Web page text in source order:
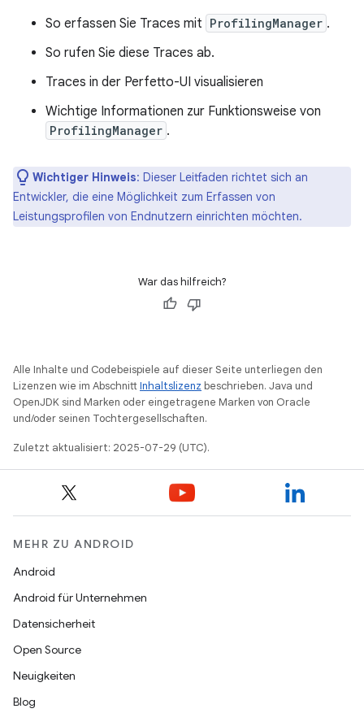
So erfassen Sie Traces mit ProfilingManager .
So rufen Sie diese Traces ab.
Traces in der Perfetto-UI visualisieren
Wichtige Informationen zur Funktionsweise von
ProfilingManager .
Wichtiger Hinweis: Dieser Leitfaden richtet sich an
Entwickler, die eine Möglichkeit zum Erfassen von
Leistungsprofilen von Endnutzern einrichten möchten.
War das hilfreich?
Alle Inhalte und Codebeispiele auf dieser Seite unterliegen den
Lizenzen wie im AbschnittInhaltslizenz beschrieben. Java und
OpenJDK sind Marken oder eingetragene Marken von Oracle
und/oder seinen Tochtergesellschaften.
Zuletzt aktualisiert: 2025-07-29 (UTC).
MEHR ZU ANDROID
Android
Android für Unternehmen
Datensicherheit
Open Source
Neuigkeiten
Blog